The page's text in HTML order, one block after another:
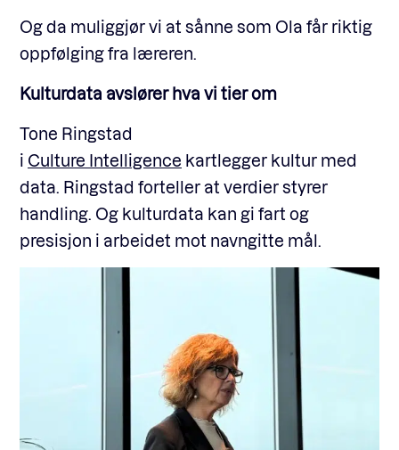
Og da muliggjør vi at sånne som Ola får riktig
oppfølging fra læreren.
Kulturdata avslører hva vi tier om
Tone Ringstad
i Culture Intelligence kartlegger kultur med
data. Ringstad forteller at verdier styrer
handling. Og kulturdata kan gi fart og
presisjon i arbeidet mot navngitte mål.